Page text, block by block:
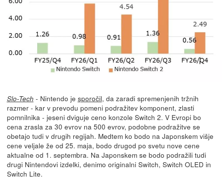
Slo-Tech - Nintendo je sporočil, da zaradi spremenjenih tržnih
razmer - kar v prevodu pomeni podražitev komponent, zlasti
pomnilnika - jeseni dviguje ceno konzole Switch 2. V Evropi bo
cena zrasla za 30 evrov na 500 evrov, podobne podražitve se
obetajo tudi v drugih regijah. Medtem ko bodo na Japonskem višje
cene veljale že od 25. maja, bodo drugod po svetu nove cene
aktualne od 1. septembra. Na Japonskem se bodo podražili tudi
drugi Nintendovi izdelki, denimo originalni Switch, Switch OLED in
Switch Lite.